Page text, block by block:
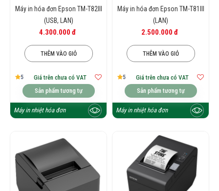
Máy in hóa đơn Epson TM-T82III
(USB, LAN)
4.300.000 đ
THÊM VÀO GIỎ
5
Giá trên chưa có VAT
Sản phẩm tương tự
Máy in nhiệt hóa đơn
Máy in hóa đơn Epson TM-T81III
(LAN)
2.500.000 đ
THÊM VÀO GIỎ
5
Giá trên chưa có VAT
Sản phẩm tương tự
Máy in nhiệt hóa đơn